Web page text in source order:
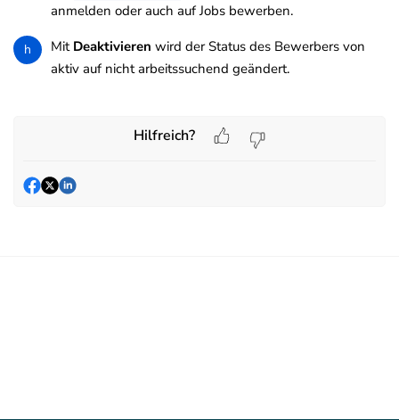
anmelden oder auch auf Jobs bewerben.
h Mit Deaktivieren wird der Status des Bewerbers von
aktiv auf nicht arbeitssuchend geändert.
Hilfreich?